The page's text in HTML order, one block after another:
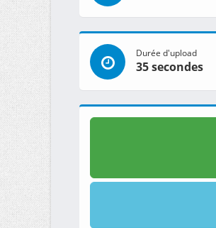
Durée d'upload
35 secondes